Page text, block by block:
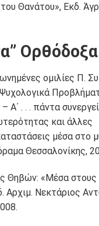
Θανάτου», Εκδ.
ομιλίες Π.
Α΄ . . . πάντα
και άλλες
μέσα στο
Θεσσαλονίκης,
Θηβών: «Μέσα
Αρχιμ. Νεκτάριος